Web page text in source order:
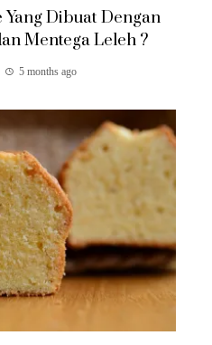
Dibuat Dengan
Mentega Leleh ?
5 months ago